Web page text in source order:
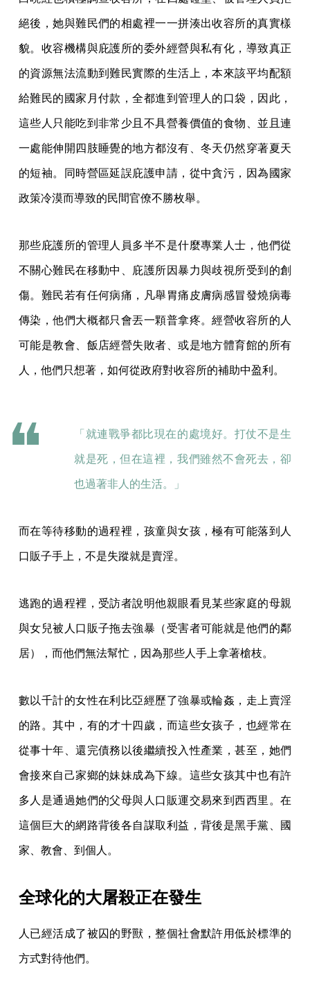
絕後，她與難民們的相處裡一一拼湊出收容所的真實樣
貌。收容機構與庇護所的委外經營與私有化，導致真正
的資源無法流動到難民實際的生活上，本來該平均配額
給難民的國家月付款，全都進到管理人的口袋，因此，
這些人只能吃到非常少且不具營養價值的食物、並且連
一處能伸開四肢睡覺的地方都沒有、冬天仍然穿著夏天
的短袖。同時營區延誤庇護申請，從中貪污，因為國家
政策冷漠而導致的民間官僚不勝枚舉。
那些庇護所的管理人員多半不是什麼專業人士，他們從
不關心難民在移動中、庇護所因暴力與歧視所受到的創
傷。難民若有任何病痛，凡舉胃痛皮膚病感冒發燒病毒
傳染，他們大概都只會丟一顆普拿疼。經營收容所的人
可能是教會、飯店經營失敗者、或是地方體育館的所有
人，他們只想著，如何從政府對收容所的補助中盈利。
「就連戰爭都比現在的處境好。打仗不是生
就是死，但在這裡，我們雖然不會死去，卻
也過著非人的生活。」
而在等待移動的過程裡，孩童與女孩，極有可能落到人
口販子手上，不是失蹤就是賣淫。
逃跑的過程裡，受訪者說明他親眼看見某些家庭的母親
與女兒被人口販子拖去強暴（受害者可能就是他們的鄰
居），而他們無法幫忙，因為那些人手上拿著槍枝。
數以千計的女性在利比亞經歷了強暴或輪姦，走上賣淫
的路。其中，有的才十四歲，而這些女孩子，也經常在
從事十年、還完債務以後繼續投入性產業，甚至，她們
會接來自己家鄉的妹妹成為下線。這些女孩其中也有許
多人是通過她們的父母與人口販運交易來到西西里。在
這個巨大的網路背後各自謀取利益，背後是黑手黨、國
家、教會、到個人。
全球化的大屠殺正在發生
人已經活成了被囚的野獸，整個社會默許用低於標準的
方式對待他們。